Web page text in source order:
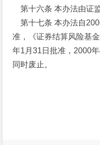
第十六条 本办法由证
第十七条 本办法自
准，《证券结算风险基
年1月31日批准，2000
同时废止。